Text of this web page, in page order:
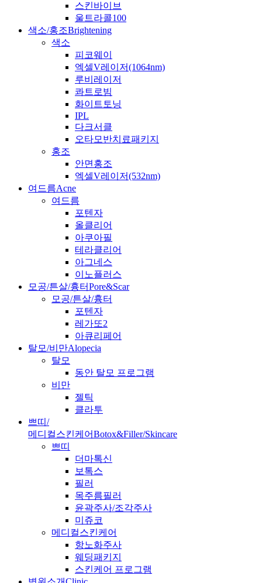
스킨바이브
울트라콜100
색소/홍조Brightening
색소
피코웨이
엑셀V레이저(1064nm)
루비레이저
콰트로빔
화이트토닝
IPL
다크서클
오타모반치료패키지
홍조
안면홍조
엑셀V레이저(532nm)
여드름Acne
여드름
포텐자
올클리어
아쿠아필
테라클리어
아그네스
이노플러스
모공/튼살/흉터Pore&Scar
모공/튼살/흉터
포텐자
레가또2
아큐리페어
탈모/비만Alopecia
탈모
동안 탈모 프로그램
비만
젤틱
클라투
쁘띠/
메디컬스킨케어Botox&Filler/Skincare
쁘띠
더마톡신
보톡스
필러
목주름필러
윤곽주사/조각주사
미쥬코
메디컬스킨케어
항노화주사
웨딩패키지
스킨케어 프로그램